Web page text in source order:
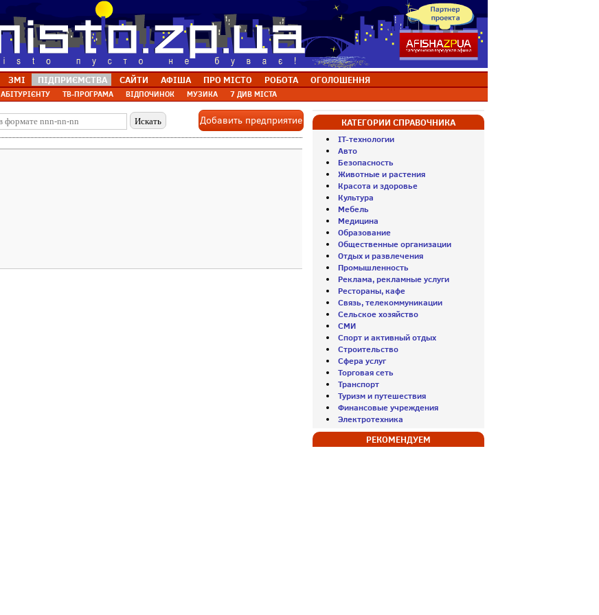
ЗМІ ПІДПРИЄМСТВА САЙТИ АФІША ПРО МІСТО РОБОТА ОГОЛОШЕННЯ
АБІТУРІЄНТУ ТВ-ПРОГРАМА ВІДПОЧИНОК МУЗИКА 7 ДИВ МІСТА
Добавить предприятие КАТЕГОРИИ СПРАВОЧНИКА
IT-технологии
Авто
Безопасность
Животные и растения
Красота и здоровье
Культура
Мебель
Медицина
Образование
Общественные организации
Отдых и развлечения
Промышленность
Реклама, рекламные услуги
Рестораны, кафе
Связь, телекоммуникации
Сельское хозяйство
СМИ
Спорт и активный отдых
Строительство
Сфера услуг
Торговая сеть
Транспорт
Туризм и путешествия
Финансовые учреждения
Электротехника
РЕКОМЕНДУЕМ